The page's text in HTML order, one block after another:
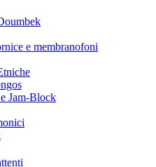
e membranofoni
Jam-Block